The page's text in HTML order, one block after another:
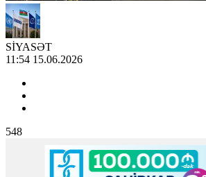
SİYASƏT
11:54 15.06.2026
548